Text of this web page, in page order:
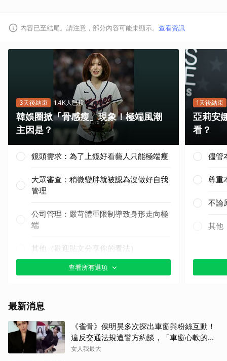
內容已至結尾。請注意，部分內容可能未顯示。 查看資訊
3天後結束 1.4K人已投
韓娛圈掀「骨感瘦」現象！極端風潮
主因是？
鏡頭需求：為了上鏡好看藝人只能極端瘦
大眾審查：稍微變胖就被認為沒做好自我
管理
公司管理：嚴苛體重限制導致身形走向極
端
其他（歡迎貼文分享你的看法）
查看所有選項
1天後結束
亞莉安
看？
儘管
尊重
不論
其他
最新消息
《雀骨》侯明昊多次探出車窗與粉絲互動！
違反交通法規遭警方約談，「車窗心軟的
神」上熱搜
女人我最大